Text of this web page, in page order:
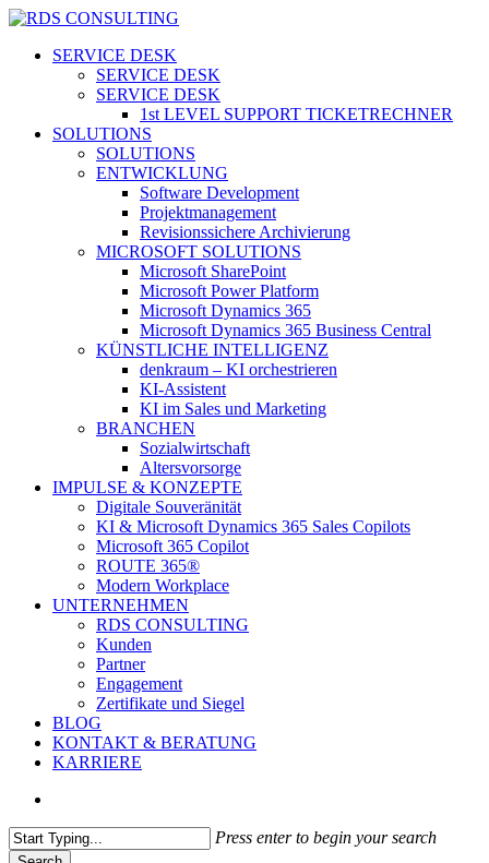
Skip
main
search
Menu
SERVICE DESK
SERVICE DESK
SERVICE DESK
1st LEVEL SUPPORT TICKETRECHNER
SOLUTIONS
SOLUTIONS
ENTWICKLUNG
Software Development
Projektmanagement
Revisionssichere Archivierung
MICROSOFT SOLUTIONS
Microsoft SharePoint
Microsoft Power Platform
Microsoft Dynamics 365
Microsoft Dynamics 365 Business Central
KÜNSTLICHE INTELLIGENZ
denkraum – KI orchestrieren
KI-Assistent
KI im Sales und Marketing
BRANCHEN
Sozialwirtschaft
Altersvorsorge
IMPULSE & KONZEPTE
Digitale Souveränität
KI & Microsoft Dynamics 365 Sales Copilots
Microsoft 365 Copilot
ROUTE 365®
Modern Workplace
UNTERNEHMEN
RDS CONSULTING
Kunden
Partner
Engagement
Zertifikate und Siegel
BLOG
KONTAKT & BERATUNG
KARRIERE
Press enter to begin your search